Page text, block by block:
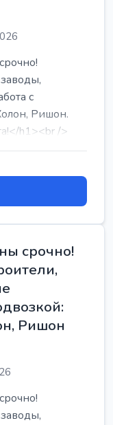
с
Ришон.
h1><br />
срочно!
Ришон